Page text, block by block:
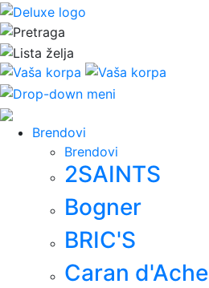
Brendovi
Brendovi
2SAINTS
Bogner
BRIC'S
Caran d'Ache